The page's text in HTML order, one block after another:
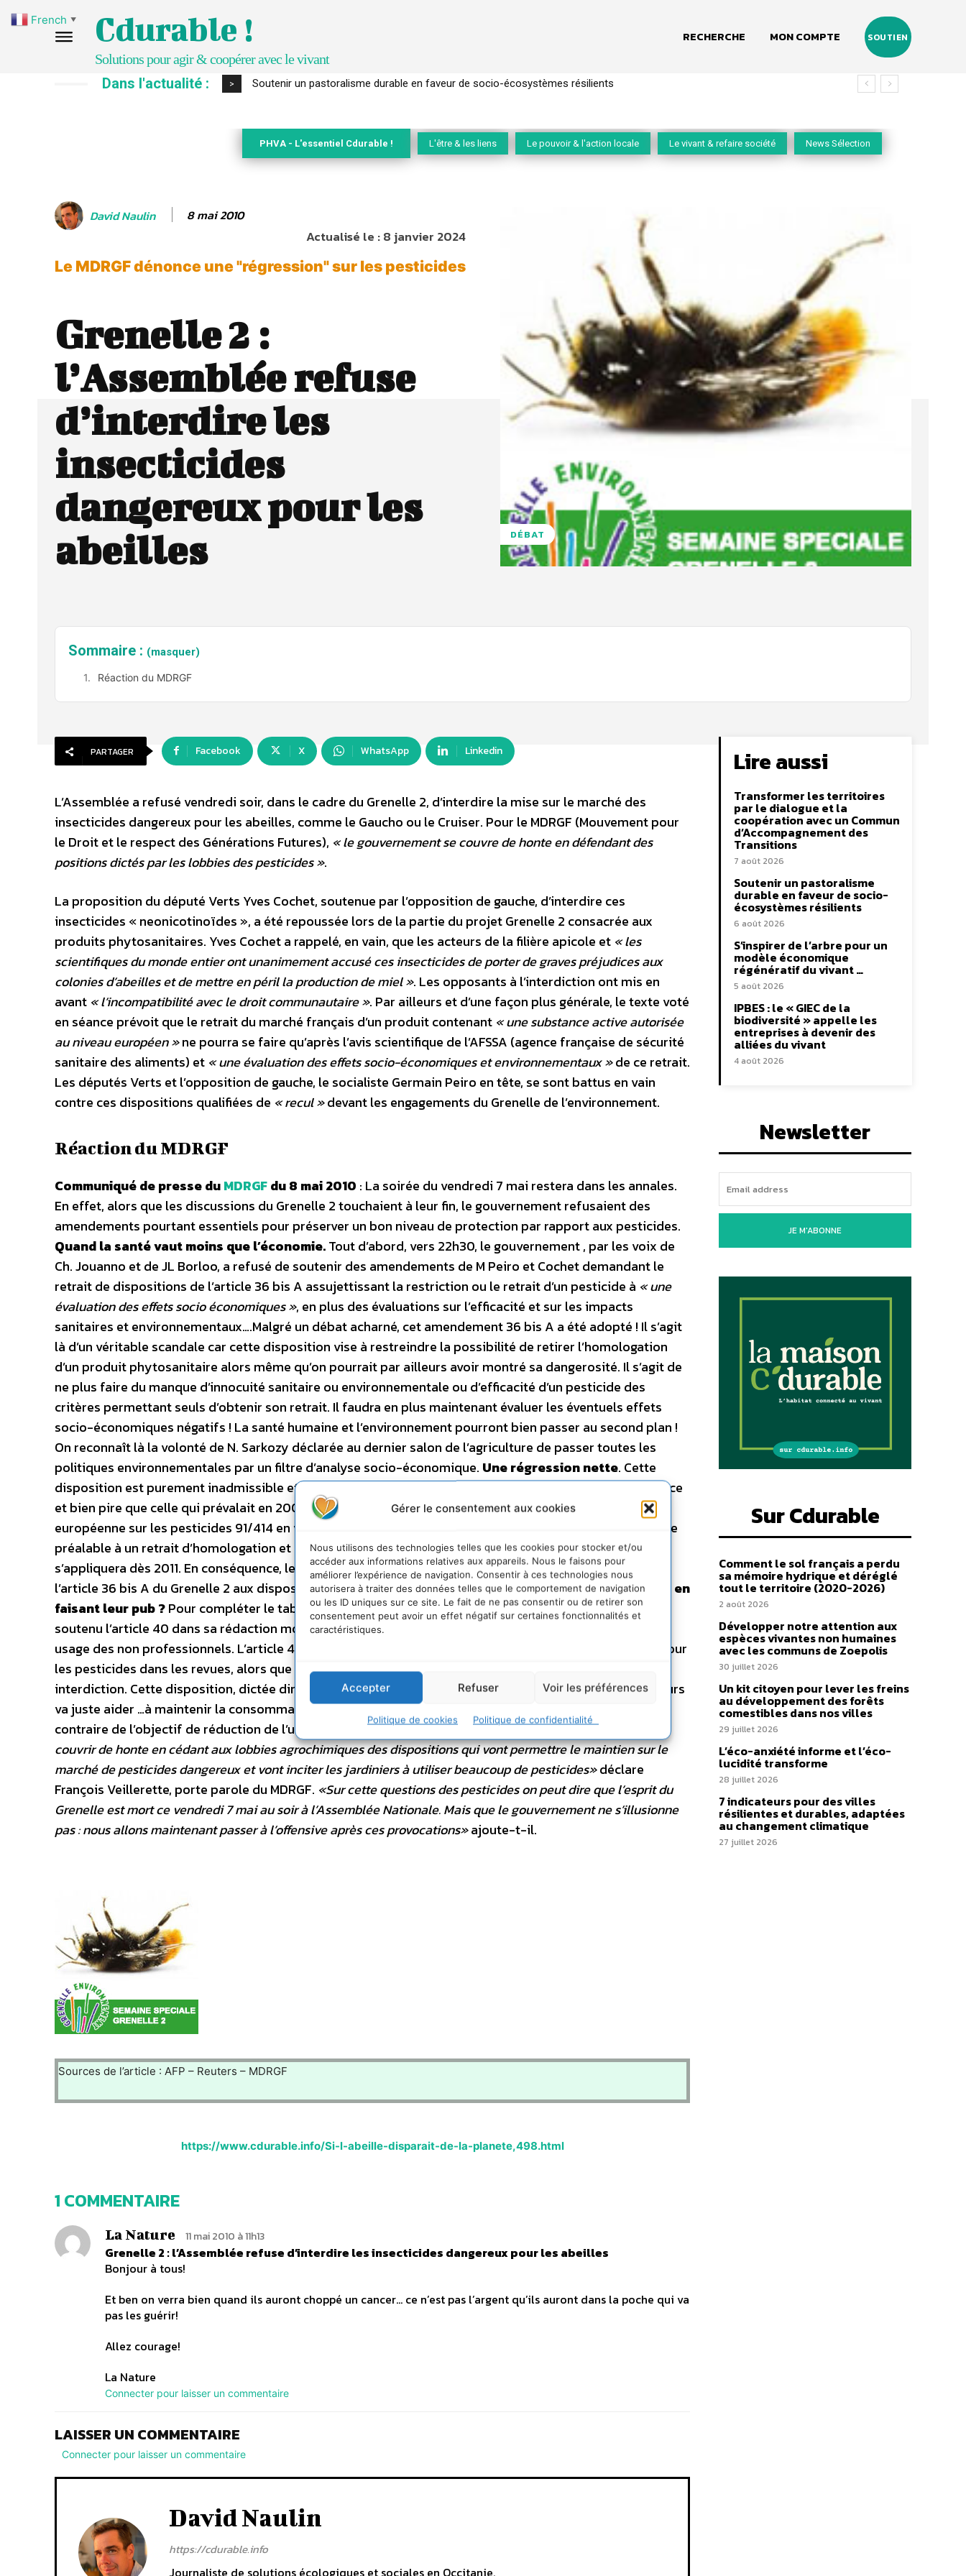
Gérer le consentement aux cookies
Nous utilisons des technologies telles que les cookies pour stocker et/ou
accéder aux informations relatives aux appareils. Nous le faisons pour
améliorer l’expérience de navigation. Consentir à ces technologies nous
autorisera à traiter des données telles que le comportement de navigation
ou les ID uniques sur ce site. Le fait de ne pas consentir ou de retirer son
consentement peut avoir un effet négatif sur certaines fonctionnalités et
caractéristiques.
Accepter Refuser Voir les préférences
Politique de cookies Politique de confidentialité
Cdurable !
Solutions pour agir & coopérer avec le vivant
RECHERCHE MON COMPTE SOUTIEN
Dans l'actualité : > S’inspirer de l’arbre pour un modèle économique régénératif du vivant …
PHVA - L'essentiel Cdurable ! L'être & les liens Le pouvoir & l'action locale Le vivant & refaire société News Sélection
David Naulin 8 mai 2010
Actualisé le :8 janvier 2024
Le MDRGF dénonce une "régression" sur les pesticides
Grenelle 2 :
l’Assemblée refuse
d’interdire les
insecticides
dangereux pour les
abeilles
DÉBAT
Sommaire : (masquer)
Réaction du MDRGF
PARTAGER Facebook X WhatsApp Linkedin
L’Assemblée a refusé vendredi soir, dans le cadre du Grenelle 2, d’interdire la mise sur le marché des
insecticides dangereux pour les abeilles, comme le Gaucho ou le Cruiser. Pour le MDRGF (Mouvement pour
le Droit et le respect des Générations Futures), « le gouvernement se couvre de honte en défendant des
positions dictés par les lobbies des pesticides ».
La proposition du député Verts Yves Cochet, soutenue par l’opposition de gauche, d’interdire ces
insecticides « neonicotinoïdes », a été repoussée lors de la partie du projet Grenelle 2 consacrée aux
produits phytosanitaires. Yves Cochet a rappelé, en vain, que les acteurs de la filière apicole et « les
scientifiques du monde entier ont unanimement accusé ces insecticides de porter de graves préjudices aux
colonies d’abeilles et de mettre en péril la production de miel ». Les opposants à l’interdiction ont mis en
avant « l’incompatibilité avec le droit communautaire ». Par ailleurs et d’une façon plus générale, le texte voté
en séance prévoit que le retrait du marché français d’un produit contenant « une substance active autorisée
au niveau européen »ne pourra se faire qu’après l’avis scientifique de l’AFSSA (agence française de sécurité
sanitaire des aliments) et « une évaluation des effets socio-économiques et environnementaux »de ce retrait.
Les députés Verts et l’opposition de gauche, le socialiste Germain Peiro en tête, se sont battus en vain
contre ces dispositions qualifiées de « recul »devant les engagements du Grenelle de l’environnement.
Réaction du MDRGF
Communiqué de presse duMDRGFdu 8 mai 2010 : La soirée du vendredi 7 mai restera dans les annales.
En effet, alors que les discussions du Grenelle 2 touchaient à leur fin, le gouvernement refusaient des
amendements pourtant essentiels pour préserver un bon niveau de protection par rapport aux pesticides.
Quand la santé vaut moins que l’économie.Tout d’abord, vers 22h30, le gouvernement , par les voix de
Ch. Jouanno et de JL Borloo, a refusé de soutenir des amendements de M Peiro et Cochet demandant le
retrait de dispositions de l’article 36 bis A assujettissant la restriction ou le retrait d’un pesticide à « une
évaluation des effets socio économiques », en plus des évaluations sur l’efficacité et sur les impacts
sanitaires et environnementaux….Malgré un débat acharné, cet amendement 36 bis A a été adopté ! Il s’agit
là d’un véritable scandale car cette disposition vise à restreindre la possibilité de retirer l’homologation
d’un produit phytosanitaire alors même qu’on pourrait par ailleurs avoir montré sa dangerosité. Il s’agit de
ne plus faire du manque d’innocuité sanitaire ou environnementale ou d’efficacité d’un pesticide des
critères permettant seuls d’obtenir son retrait. Il faudra en plus maintenant évaluer les éventuels effets
socio-économiques négatifs ! La santé humaine et l’environnement pourront bien passer au second plan !
On reconnaît là la volonté de N. Sarkozy déclarée au dernier salon de l’agriculture de passer toutes les
politiques environnementales par un filtre d’analyse socio-économique. Une régression nette. Cette
disposition est purement inadmissible et constitue une régression vers une situation jamais vue en France
et bien pire que celle qui prévalait en 2007 avant le Grenelle ! En plus elle est contraire à la directive
européenne sur les pesticides 91/414 en vigueur, qui ne prévoit pas une telle évaluation socio économique
préalable à un retrait d’homologation et contraire également au règlement CE N o 1107/2009 qui
s’appliquera dès 2011. En conséquence, le MDRGF fera tout pour faire reconnaître la non-conformité de
l’article 36 bis A du Grenelle 2 aux dispositions des textes européens !Comment réduire les pesticides en
faisant leur pub ?Pour compléter le tableau d’une soirée catastrophique, le gouvernement à ensuite
soutenu l’article 40 dans sa rédaction modifiée par le Sénat autorisant la publicité pour les pesticides à
usage des non professionnels. L’article 40 va donc permettre aux firmes de continuer à faire de la pub pour
les pesticides dans les revues, alors que la version initiale du gouvernement prévoyait pourtant une
interdiction. Cette disposition, dictée directement par les fabricants de pesticides et par des distributeurs
va juste aider …à maintenir la consommation de pesticides des jardiniers à un haut niveau, ce qui est le
contraire de l’objectif de réduction de l’usage des pesticides du Grenelle.«Le gouvernement vient de se
couvrir de honte en cédant aux lobbies agrochimiques des dispositions qui vont permettre le maintien sur le
marché de pesticides dangereux et vont inciter les jardiniers à utiliser beaucoup de pesticides»déclare
François Veillerette, porte parole du MDRGF. «Sur cette questions des pesticides on peut dire que l’esprit du
Grenelle est mort ce vendredi 7 mai au soir à l’Assemblée Nationale. Mais que le gouvernement ne s’illusionne
pas : nous allons maintenant passer à l’offensive après ces provocations»ajoute-t-il.
Sources de l’article : AFP – Reuters – MDRGF
https://www.cdurable.info/Si-l-abeille-disparait-de-la-planete,498.html
1 COMMENTAIRE
La Nature 11 mai 2010 à 11h13
Grenelle 2 : l’Assemblée refuse d’interdire les insecticides dangereux pour les abeilles
Bonjour à tous!
Et ben on verra bien quand ils auront choppé un cancer… ce n’est pas l’argent qu’ils auront dans la poche qui va
pas les guérir!
Allez courage!
La Nature
Connecter pour laisser un commentaire
LAISSER UN COMMENTAIRE
Connecter pour laisser un commentaire
David Naulin
https://cdurable.info
Lire aussi
Transformer les territoires
par le dialogue et la
coopération avec un Commun
d’Accompagnement des
Transitions
7 août 2026
Soutenir un pastoralisme
durable en faveur de socio-
écosystèmes résilients
6 août 2026
S’inspirer de l’arbre pour un
modèle économique
régénératif du vivant …
5 août 2026
IPBES : le « GIEC de la
biodiversité » appelle les
entreprises à devenir des
alliées du vivant
4 août 2026
Newsletter
JE M'ABONNE
Sur Cdurable
Comment le sol français a perdu
sa mémoire hydrique et déréglé
tout le territoire (2020-2026)
2 août 2026
Développer notre attention aux
espèces vivantes non humaines
avec les communs de Zoepolis
30 juillet 2026
Un kit citoyen pour lever les freins
au développement des forêts
comestibles dans nos villes
29 juillet 2026
L’éco-anxiété informe et l’éco-
lucidité transforme
28 juillet 2026
7 indicateurs pour des villes
résilientes et durables, adaptées
au changement climatique
27 juillet 2026
French ▼